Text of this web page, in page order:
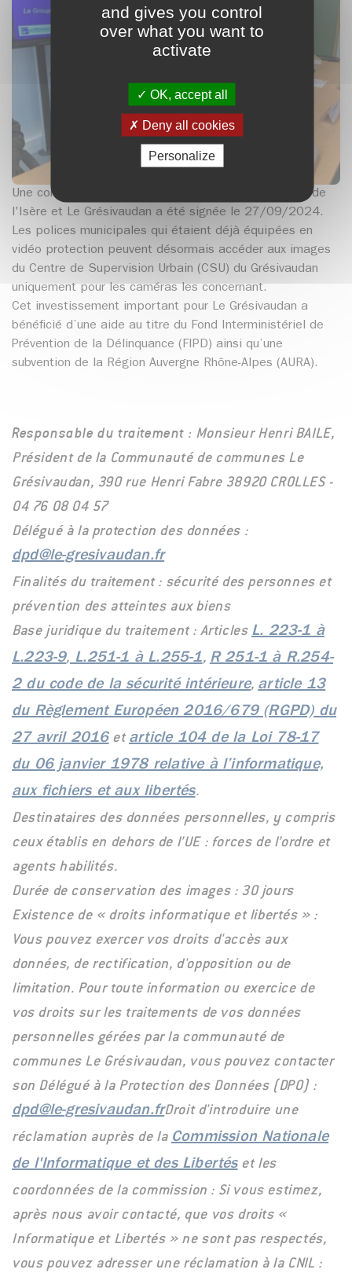
and gives you control
over what you want to
activate
OK, accept all
Deny all cookies
Personalize
Une convention entre le Groupement de gendarmerie de
l'Isère et Le Grésivaudan a été signée le 27/09/2024.
Les polices municipales qui étaient déjà équipées en
vidéo protection peuvent désormais accéder aux images
du Centre de Supervision Urbain (CSU) du Grésivaudan
uniquement pour les caméras les concernant.
Cet investissement important pour Le Grésivaudan a
bénéficié d’une aide au titre du Fond Interministériel de
Prévention de la Délinquance (FIPD) ainsi qu’une
subvention de la Région Auvergne Rhône-Alpes (AURA).
Responsable du traitement : Monsieur Henri BAILE,
Président de la Communauté de communes Le
Grésivaudan, 390 rue Henri Fabre 38920 CROLLES -
04 76 08 04 57
Délégué à la protection des données :
dpd@le-gresivaudan.fr
Finalités du traitement : sécurité des personnes et
prévention des atteintes aux biens
Base juridique du traitement : Articles L. 223-1 à
L.223-9, L.251-1 à L.255-1, R 251-1 à R.254-
2 du code de la sécurité intérieure, article 13
du Règlement Européen 2016/679 (RGPD) du
27 avril 2016et article 104 de la Loi 78-17
du 06 janvier 1978 relative à l’informatique,
aux fichiers et aux libertés.
Destinataires des données personnelles, y compris
ceux établis en dehors de l’UE : forces de l’ordre et
agents habilités.
Durée de conservation des images : 30 jours
Existence de « droits informatique et libertés » :
Vous pouvez exercer vos droits d'accès aux
données, de rectification, d'opposition ou de
limitation. Pour toute information ou exercice de
vos droits sur les traitements de vos données
personnelles gérées par la communauté de
communes Le Grésivaudan, vous pouvez contacter
son Délégué à la Protection des Données (DPO) :
dpd@le-gresivaudan.frDroit d'introduire une
réclamation auprès de la Commission Nationale
de l'Informatique et des Libertéset les
coordonnées de la commission : Si vous estimez,
après nous avoir contacté, que vos droits «
Informatique et Libertés » ne sont pas respectés,
vous pouvez adresser une réclamation à la CNIL :